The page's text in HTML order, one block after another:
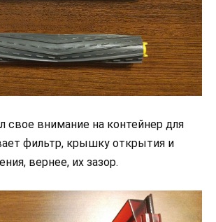
свое внимание на контейнер для
фильтр, крышку открытия и
вернее, их зазор.